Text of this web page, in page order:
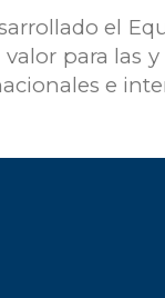
el
para las
e